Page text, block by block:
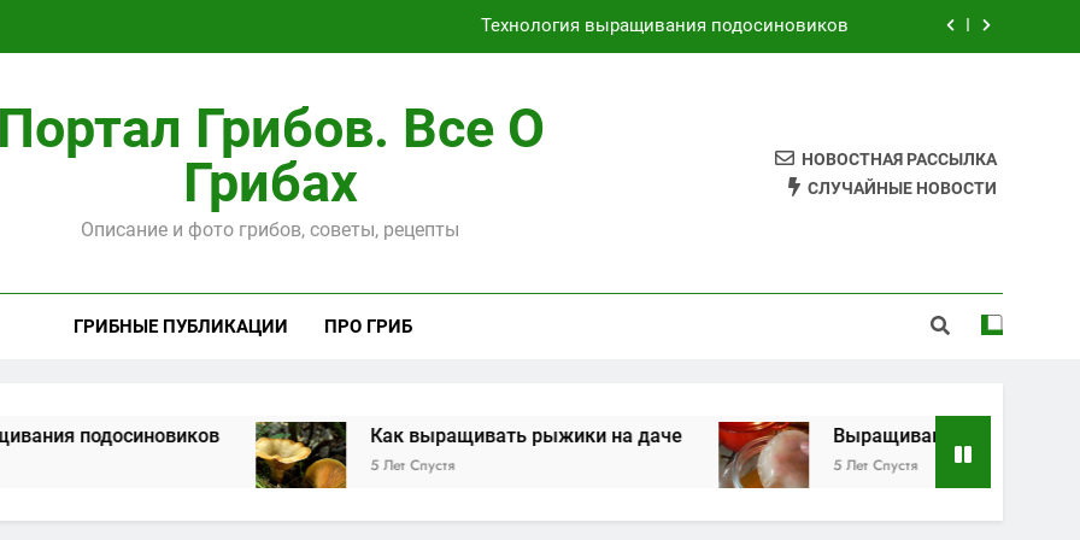
Как выращивать рыжики на даче
Способы, как самому сделать грибной мицелий
Технология выращивания подосиновиков
Портал Грибов. Все О
Грибах
Описание и фото грибов, советы, рецепты
НОВОСТНАЯ РАССЫЛКА
СЛУЧАЙНЫЕ НОВОСТИ
ГРИБНЫЕ ПУБЛИКАЦИИ ПРО ГРИБ
Как выращивать рыжики на даче
5 Лет Спустя
Выращивания чайного гриба
5 Лет Спустя